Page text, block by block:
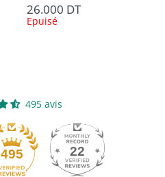
A3141
4.5V á zu 24V
26.000 DT
Epuisé
495 avis
495 22